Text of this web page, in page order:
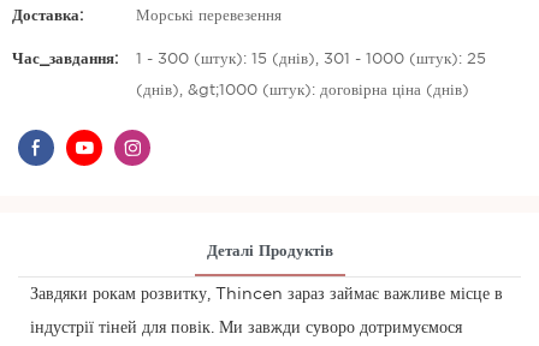
Доставка: Морські перевезення
Час_завдання: 1 - 300 (штук): 15 (днів), 301 - 1000 (штук): 25
(днів), &gt;1000 (штук): договірна ціна (днів)
Деталі Продуктів
Завдяки рокам розвитку, Thincen зараз займає важливе місце в
індустрії тіней для повік. Ми завжди суворо дотримуємося